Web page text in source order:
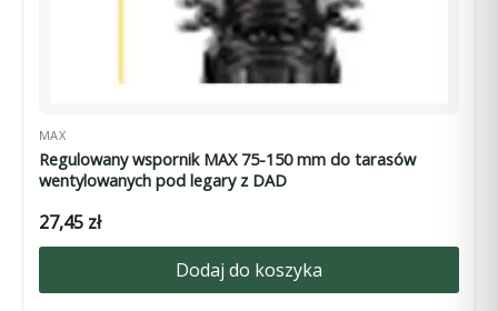
MAX
Regulowany wspornik MAX 75-150 mm do tarasów
wentylowanych pod legary z DAD
27,45 zł
Dodaj do koszyka